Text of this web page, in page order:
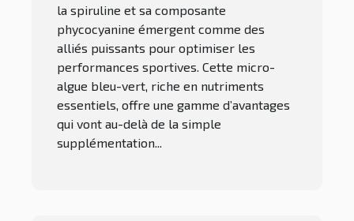
la spiruline et sa composante
phycocyanine émergent comme des
alliés puissants pour optimiser les
performances sportives. Cette micro-
algue bleu-vert, riche en nutriments
essentiels, offre une gamme d’avantages
qui vont au-delà de la simple
supplémentation...